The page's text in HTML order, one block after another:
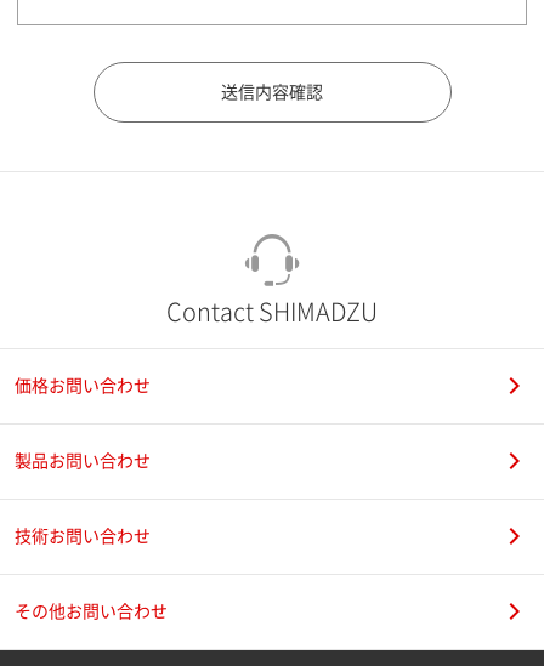
Contact SHIMADZU
価格お問い合わせ
製品お問い合わせ
技術お問い合わせ
その他お問い合わせ